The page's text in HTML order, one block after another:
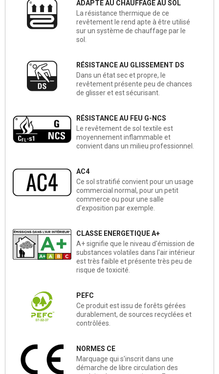
ADAPTÉ AU CHAUFFAGE AU SOL
La résistance thermique de ce
revêtement le rend apte à être utilisé
sur un système de chauffage par le
sol.
RÉSISTANCE AU GLISSEMENT DS
Dans un état sec et propre, le
revêtement présente peu de chances
de glisser et est sécurisant.
RÉSISTANCE AU FEU G-NCS
Le revêtement de sol textile est
moyennement inflammable et
convient dans un milieu professionnel.
AC4
Ce sol stratifié convient pour un usage
commercial normal, pour un petit
commerce ou pour une salle
d'exposition par exemple.
CLASSE ENERGETIQUE A+
A+ signifie que le niveau d'émission de
substances volatiles dans l'air intérieur
est très faible et présente très peu de
risque de toxicité.
PEFC
Ce produit est issu de forêts gérées
durablement, de sources recyclées et
contrôlées.
NORMES CE
Marquage qui s'inscrit dans une
démarche de libre circulation des